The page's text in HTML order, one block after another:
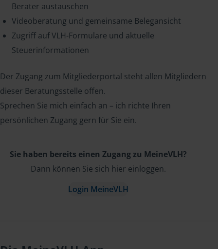
Berater austauschen
Videoberatung und gemeinsame Belegansicht
Zugriff auf VLH-Formulare und aktuelle
Steuerinformationen
Der Zugang zum Mitgliederportal steht allen Mitgliedern
dieser Beratungsstelle offen.
Sprechen Sie mich einfach an – ich richte Ihren
persönlichen Zugang gern für Sie ein.
Sie haben bereits einen Zugang zu MeineVLH?
Dann können Sie sich hier einloggen.
Login MeineVLH